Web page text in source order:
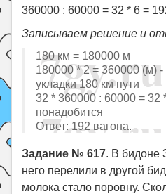
360000 : 60000 = 32 * 6 =
Записываем решение и
180 км = 180000 м
180000 * 2 = 360000 (м)
укладки 180 км пути
32 * 360000 : 60000 = 32
понадобится
Ответ: 192 вагона.
Задание № 617. В бидоне
него перелили в другой
молока стало поровну.